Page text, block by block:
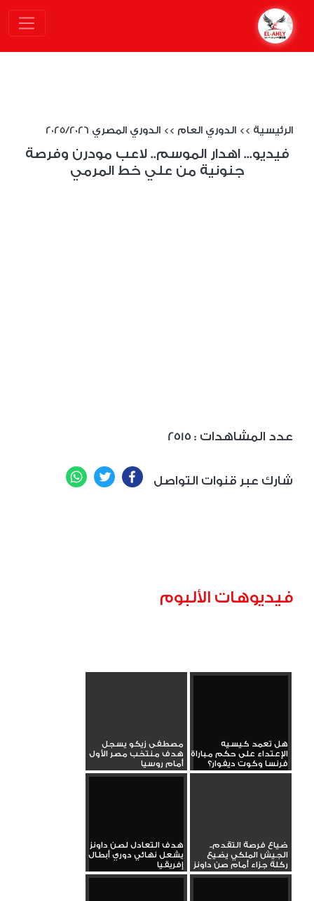
الرئيسية >> الدوري العام >> الدوري المصري 2025/2026
فيديو... اهدار الموسم.. لاعب مودرن وفرصة
جنونية من علي خط المرمي
2515 : عدد المشاهدات
شارك عبر قنوات التواصل Facebook
Twitter
فيديوهات الألبوم
هل تعمد كيسيه
الإعتداء على حكم مباراة
فرنسا وكوت ديفوار؟
مصطفى زيكو يسجل
هدف منتخب مصر الأول
أمام روسيا
ضياع فرصة التقدم..
الجيش الملكي يضيع
ركلة جزاء أمام صن داونز
هدف التعادل لصن داونز
يشعل نهائي دوري أبطال
إفريقيا